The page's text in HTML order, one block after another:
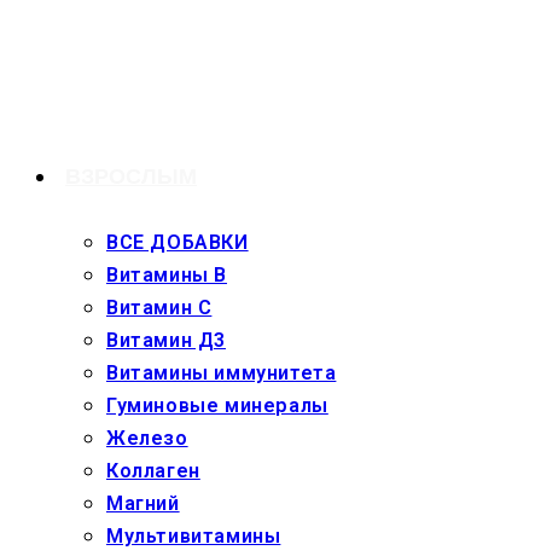
ВСЕ ДОБАВКИ
Витамины В
Витамин С
Витамин Д3
Витамины иммунитета
Гуминовые минералы
Железо
Коллаген
Магний
Мультивитамины